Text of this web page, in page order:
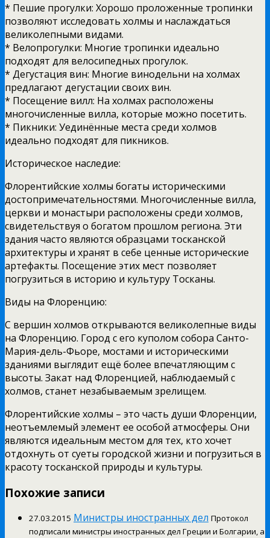
* Пешие прогулки: Хорошо проложенные тропинки
позволяют исследовать холмы и наслаждаться
великолепными видами.
* Велопрогулки: Многие тропинки идеально
подходят для велосипедных прогулок.
* Дегустация вин: Многие винодельни на холмах
предлагают дегустации своих вин.
* Посещение вилл: На холмах расположены
многочисленные вилла, которые можно посетить.
* Пикники: Уединённые места среди холмов
идеально подходят для пикников.
Историческое наследие:
Флорентийские холмы богаты историческими
достопримечательностями. Многочисленные вилла,
церкви и монастыри расположены среди холмов,
свидетельствуя о богатом прошлом региона. Эти
здания часто являются образцами тосканской
архитектуры и хранят в себе ценные исторические
артефакты. Посещение этих мест позволяет
погрузиться в историю и культуру Тосканы.
Виды на Флоренцию:
С вершин холмов открываются великолепные виды
на Флоренцию. Город с его куполом собора Санто-
Мария-дель-Фьоре, мостами и историческими
зданиями выглядит ещё более впечатляющим с
высоты. Закат над Флоренцией, наблюдаемый с
холмов, станет незабываемым зрелищем.
Флорентийские холмы – это часть души Флоренции,
неотъемлемый элемент ее особой атмосферы. Они
являются идеальным местом для тех, кто хочет
отдохнуть от суеты городской жизни и погрузиться в
красоту тосканской природы и культуры.
Похожие записи
27.03.2015 Министры иностранных дел Протокол
подписали министры иностранных дел Греции и Болгарии, а